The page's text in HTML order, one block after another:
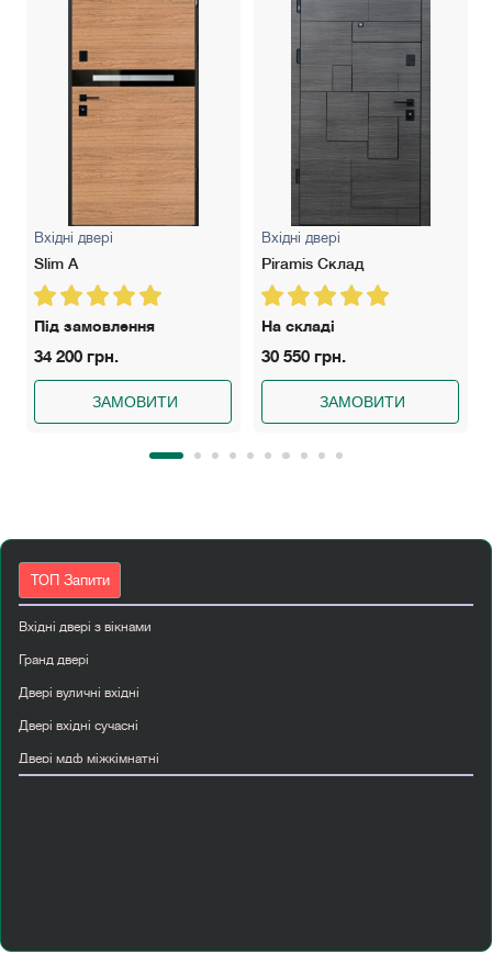
Вхідні двері
Slim A
Під замовлення
34 200 грн.
ЗАМОВИТИ
Вхідні двері
Piramis Склад
На складі
30 550 грн.
ЗАМОВИТИ
ТОП Запити
Вхідні двері з вікнами
Гранд двері
Двері вуличні вхідні
Двері вхідні сучасні
Двері мдф міжкімнатні